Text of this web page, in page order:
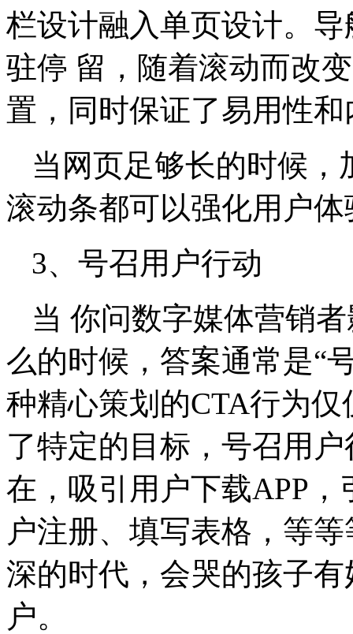
栏设计融入单页设计。
驻停 留，随着滚动而改
置，同时保证了易用性
当网页足够长的时候
滚动条都可以强化用户体
3、号召用户行动
当 你问数字媒体营销
么的时候，答案通常是“
种精心策划的CTA行为
了特定的目标，号召用
在，吸引用户下载APP
户注册、填写表格，等
深的时代，会哭的孩子
户。